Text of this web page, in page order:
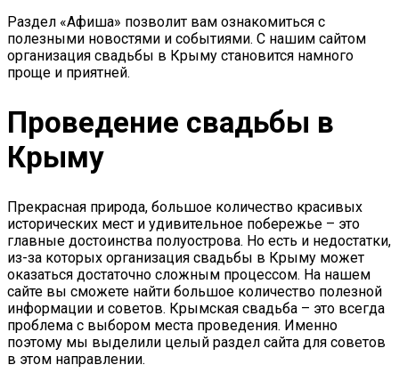
Раздел «Афиша» позволит вам ознакомиться с
полезными новостями и событиями. С нашим сайтом
организация свадьбы в Крыму становится намного
проще и приятней.
Проведение свадьбы в
Крыму
Прекрасная природа, большое количество красивых
исторических мест и удивительное побережье – это
главные достоинства полуострова. Но есть и недостатки,
из-за которых организация свадьбы в Крыму может
оказаться достаточно сложным процессом. На нашем
сайте вы сможете найти большое количество полезной
информации и советов. Крымская свадьба – это всегда
проблема с выбором места проведения. Именно
поэтому мы выделили целый раздел сайта для советов
в этом направлении.